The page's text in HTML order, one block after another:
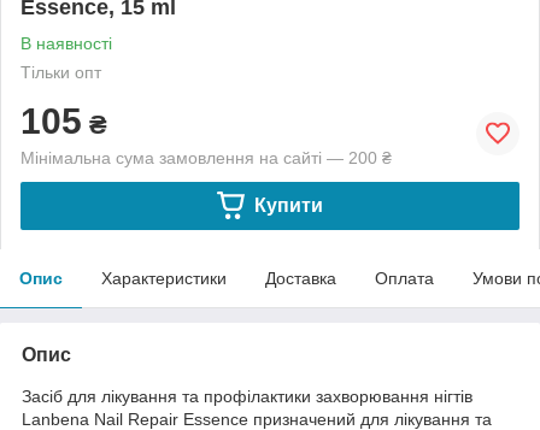
Essence, 15 ml
В наявності
Тільки опт
105 ₴
Мінімальна сума замовлення на сайті — 200 ₴
Купити
Опис Характеристики Доставка Оплата Умови
Опис
Засіб для лікування та профілактики захворювання нігтів
Lanbena Nail Repair Essence призначений для лікування та